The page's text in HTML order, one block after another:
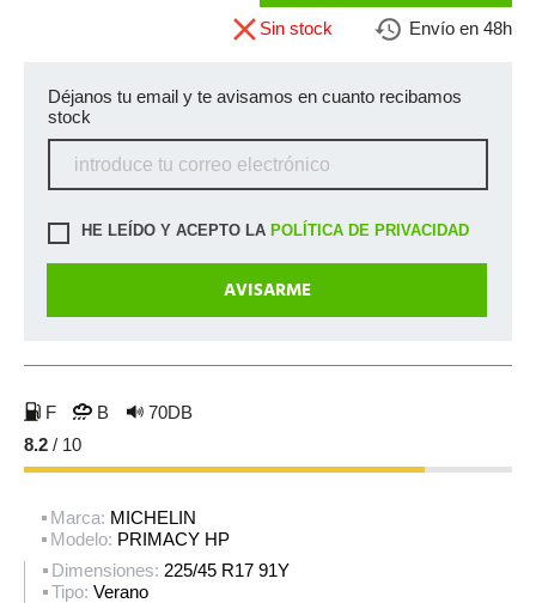
Sin stock Envío en 48h
Déjanos tu email y te avisamos en cuanto recibamos
stock
HE LEÍDO Y ACEPTO LA POLÍTICA DE PRIVACIDAD
F B
70DB
8.2 / 10
Marca: MICHELIN
Modelo: PRIMACY HP
Dimensiones: 225/45 R17 91Y
Tipo: Verano